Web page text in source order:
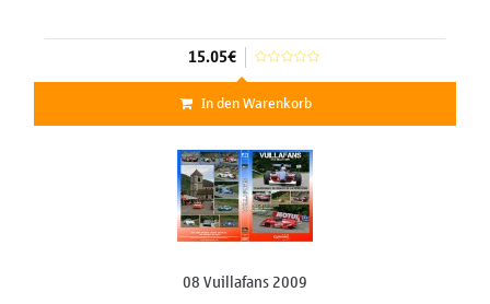
15.05€
In den Warenkorb
08 Vuillafans 2009